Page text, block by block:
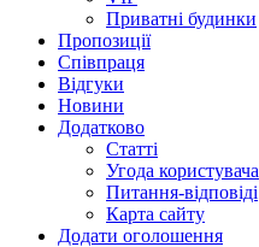
Приватні будинки
Пропозиції
Співпраця
Відгуки
Новини
Додатково
Статті
Угода користувача
Питання-відповіді
Карта сайту
Додати оголошення